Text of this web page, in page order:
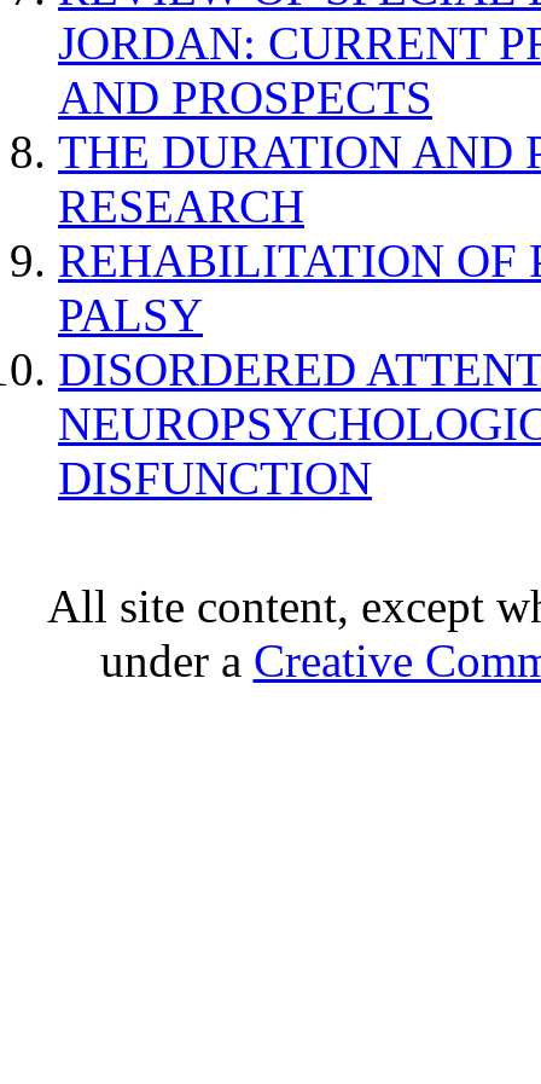
JORDAN: CURRENT
AND PROSPECTS
THE DURATION AND
RESEARCH
REHABILITATION OF
PALSY
DISORDERED
DISFUNCTION
All site content, except
under a Creative